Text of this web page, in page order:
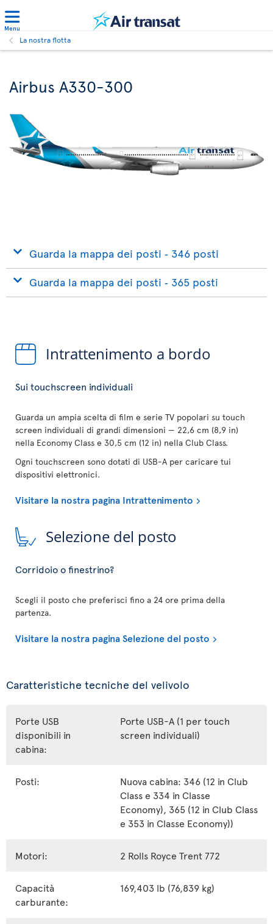
Menu
La nostra flotta
Airbus A330-300
Guarda la mappa dei posti ‐ 346 posti
Guarda la mappa dei posti ‐ 365 posti
Intrattenimento a bordo
Sui touchscreen individuali
Guarda un ampia scelta di film e serie TV popolari su touch
screen individuali di grandi dimensioni — 22,6 cm (8,9 in)
nella Economy Class e 30,5 cm (12 in) nella Club Class.
Ogni touchscreen sono dotati di USB-A per caricare tui
dispositivi elettronici.
Visitare la nostra pagina Intrattenimento
Selezione del posto
Corridoio o finestrino?
Scegli il posto che preferisci fino a 24 ore prima della
partenza.
Visitare la nostra pagina Selezione del posto
Caratteristiche tecniche del velivolo
Porte USB
disponibili in
cabina:
Porte USB-A (1 per touch
screen individuali)
Posti:
Nuova cabina: 346 (12 in Club
Class e 334 in Classe
Economy), 365 (12 in Club Class
e 353 in Classe Economy))
Motori: 2 Rolls Royce Trent 772
Capacità
carburante:
169,403 lb (76,839 kg)